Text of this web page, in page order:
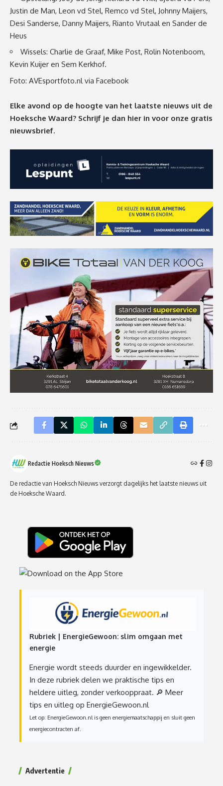
Justin de Man, Leon vd Stel, Remco vd Stel, Johnny Maijers,
Desi Sanderse, Danny Maijers, Rianto Vrutaal en Sander de
Heus
Wissels: Charlie de Graaf, Mike Post, Rolin Notenboom,
Kevin Kuijer en Sem Kerkhof.
Foto: AVEsportfoto.nl via Facebook
Elke avond op de hoogte van het laatste nieuws uit de
Hoeksche Waard? Schrijf je dan hier in voor onze gratis
nieuwsbrief.
Redactie Hoeksch Nieuws
De redactie van Hoeksch Nieuws verzorgt dagelijks het laatste nieuws uit
de Hoeksche Waard.
Rubriek | EnergieGewoon: slim omgaan met
energie
Energie wordt steeds duurder en ingewikkelder.
In deze rubriek delen we praktische tips en
heldere uitleg, zonder verkooppraat. 🔎 Meer
tips en uitleg op EnergieGewoon.nl
Let op: EnergieGewoon.nl is geen energiemaatschappij en sluit geen
energiecontracten af.
Advertentie